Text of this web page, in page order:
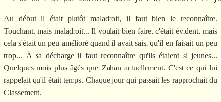
Au début il était plutôt maladroit, il faut bien le reconnaître.
Touchant, mais maladroit... Il voulait bien faire, c'était évident, mais
cela s'était un peu amélioré quand il avait saisi qu'il en faisait un peu
trop... À sa décharge il faut reconnaître qu'ils étaient si jeunes...
Quelques mois plus âgés que Zahan actuellement. C'est ce qui lui
rappelait qu'il était temps. Chaque jour qui passait les rapprochait du
Classement.